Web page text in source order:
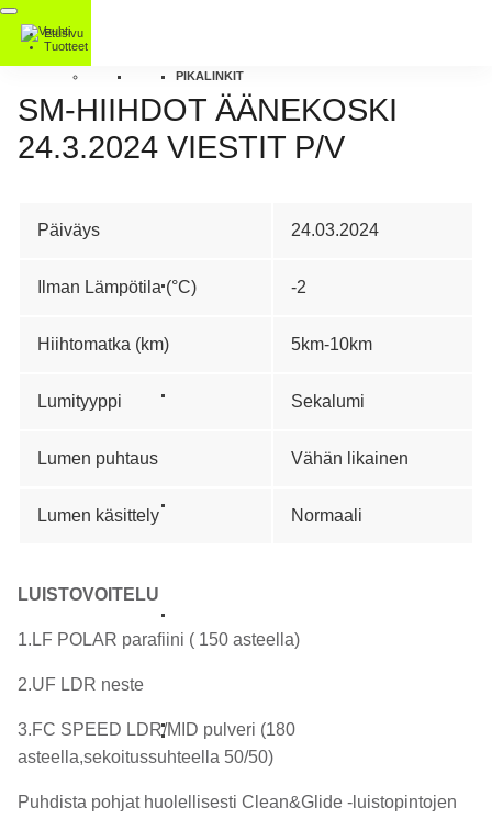
Etusivu
Tuotteet
PIKALINKIT
SM-HIIHDOT ÄÄNEKOSKI
24.3.2024 VIESTIT P/V
Päiväys 24.03.2024
Ilman Lämpötila (°C) -2
Hiihtomatka (km) 5km-10km
Lumityyppi Sekalumi
Lumen puhtaus Vähän likainen
Lumen käsittely Normaali
LUISTOVOITELU
1.LF POLAR parafiini ( 150 asteella)
2.UF LDR neste
3.FC SPEED LDR/MID pulveri (180
asteella,sekoitussuhteella 50/50)
Puhdista pohjat huolellisesti Clean&Glide -luistopintojen